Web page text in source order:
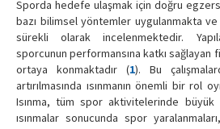
Sporda hedefe ulaşmak için doğru
bazı bilimsel yöntemler uygulanmakta
sürekli olarak incelenmektedir.
sporcunun performansına katkı
ortaya konmaktadır (1). Bu
artırılmasında ısınmanın önemli bir rol
Isınma, tüm spor aktivitelerinde büyük
ısınmalar sonucunda spor